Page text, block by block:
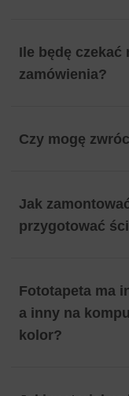
Ile będę czekać
zamówienia?
Czy mogę
Jak
przygotować
Fototapeta ma
a inny na
kolor?